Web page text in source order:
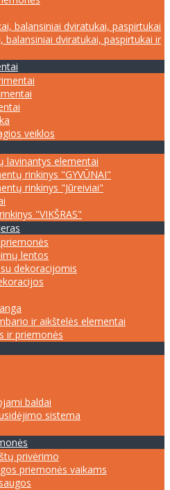
balansiniai dviratukai, paspirtukai
balansiniai dviratukai, paspirtukai ir
veiklos
lavinantys elementai
rinkinys "GYVŪNAI"
rinkinys "Jūreiviai"
"VIKŠRAS"
lentos
dekoracijomis
ir aikštelės elementai
ir priemonės
baldai
sistema
privėrimo
priemonės vaikams